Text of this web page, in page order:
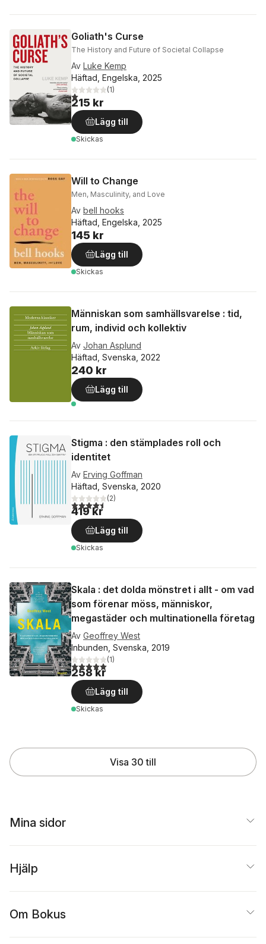
Goliath's Curse
The History and Future of Societal Collapse
Av Luke Kemp
Häftad, Engelska, 2025
1,0utav 5 stjärnor. Totalt antal röster:
(1)
215 kr
Lägg till
Skickas
Will to Change
Men, Masculinity, and Love
Av bell hooks
Häftad, Engelska, 2025
145 kr
Lägg till
Skickas
Människan som samhällsvarelse : tid,
rum, individ och kollektiv
Av Johan Asplund
Häftad, Svenska, 2022
240 kr
Lägg till
Stigma : den stämplades roll och
identitet
Av Erving Goffman
Häftad, Svenska, 2020
4,5utav 5 stjärnor. Totalt antal röster:
(2)
419 kr
Lägg till
Skickas
Skala : det dolda mönstret i allt - om vad
som förenar möss, människor,
megastäder och multinationella företag
Av Geoffrey West
Inbunden, Svenska, 2019
5,0utav 5 stjärnor. Totalt antal röster:
(1)
258 kr
Lägg till
Skickas
Visa 30 till
Mina sidor
Hjälp
Om Bokus